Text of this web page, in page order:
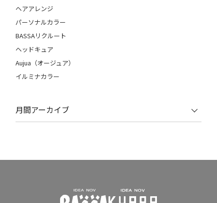
ヘアアレンジ
パーソナルカラー
BASSAリクルート
ヘッドキュア
Aujua（オージュア）
イルミナカラー
月間アーカイブ